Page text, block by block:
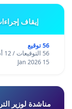
إيقاف
56 توقيع
56 التوقيعات / 12 أشهر
15 Jan 2026
مناشدة لوزير